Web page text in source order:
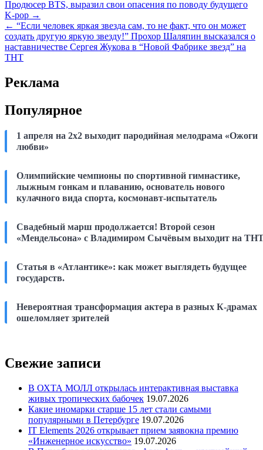
Навигация
по
записям
Продюсер BTS, выразил свои опасения по поводу будущего
K-pop →
← “Если человек яркая звезда сам, то не факт, что он может
создать другую яркую звезду!” Прохор Шаляпин высказался о
наставничестве Сергея Жукова в “Новой Фабрике звезд” на
ТНТ
Реклама
Популярное
1 апреля на 2х2 выходит пародийная мелодрама «Ожоги
любви»
Олимпийские чемпионы по спортивной гимнастике,
лыжным гонкам и плаванию, основатель нового
кулачного вида спорта, космонавт-испытатель
Свадебный марш продолжается! Второй сезон
«Мендельсона» с Владимиром Сычёвым выходит на
Статья в «Атлантике»: как может выглядеть будущее
государств.
Невероятная трансформация актера в разных К-драмах
ошеломляет зрителей
Свежие записи
В ОХТА МОЛЛ открылась интерактивная выставка
живых тропических бабочек 19.07.2026
Какие иномарки старше 15 лет стали самыми
популярными в Петербурге 19.07.2026
IT Elements 2026 открывает прием заявокна премию
«Инженерное искусство» 19.07.2026